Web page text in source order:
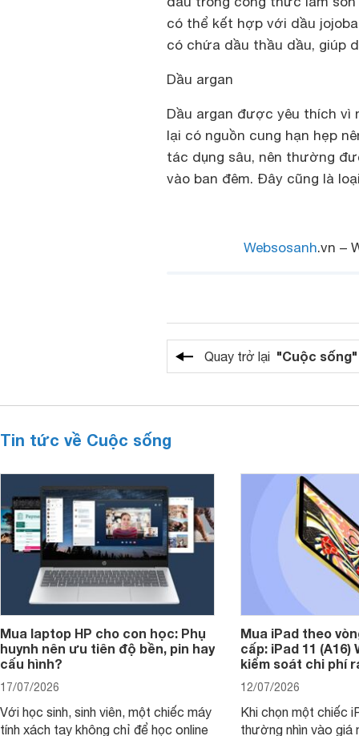
có thể kết hợp với dầu
có chứa dầu thầu dầu, giúp
Dầu argan
Dầu argan được yêu thích vì
lại có nguồn cung hạn hẹp
tác dụng sâu, nên thường
vào ban đêm. Đây cũng là
Websosanh.vn –
Quay trở lại "Cuộc sống"
Tin tức về Cuộc sống
Mua laptop HP cho con học: Phụ
huynh nên ưu tiên độ bền, pin hay
cấu hình?
17/07/2026
Với học sinh, sinh viên, một chiếc máy
tính xách tay không chỉ để học online
Mua iPad theo
cấp: iPad 11 (A16)
kiểm soát chi phí
12/07/2026
Khi chọn một chiếc
thường nhìn vào